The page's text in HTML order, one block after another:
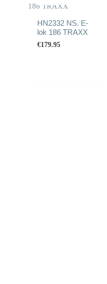
HN2332 NS. E-
lok 186 TRAXX
€179.95